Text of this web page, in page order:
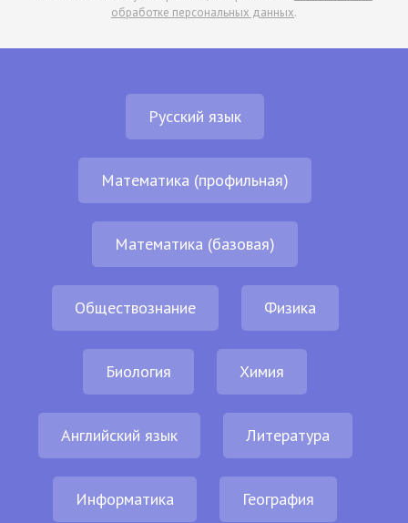
обработке персональных данных.
Русский язык
Математика (профильная)
Математика (базовая)
Обществознание Физика
Биология Химия
Английский язык Литература
Информатика География